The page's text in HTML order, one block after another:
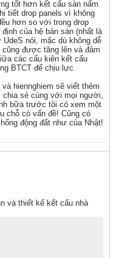
tốt hơn kết cấu sàn nấm
tiết drop panels vì không
hơn so với trong drop
của hệ bản sàn (nhất là
nói, mặc dù không dễ
được tăng lên và đảm
các cấu kiên kết cấu
BTCT để chịu lực
hiennghiem sẽ viết thêm
sẻ cùng với mọi người,
bữa trước tôi có xem một
chỗ có vấn đề! Cũng có
động đất như của Nhật!
và thiết kế kết cấu nhà